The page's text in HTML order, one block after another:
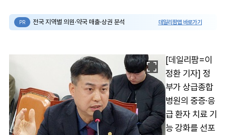
PR 전국 지역별 의원·약국 매출·상권 분석 데일리팜맵 바로가기
[데일리팜=이
정환 기자] 정
부가 상급종합
병원의 중증·응
급 환자 치료 기
능 강화를 선포